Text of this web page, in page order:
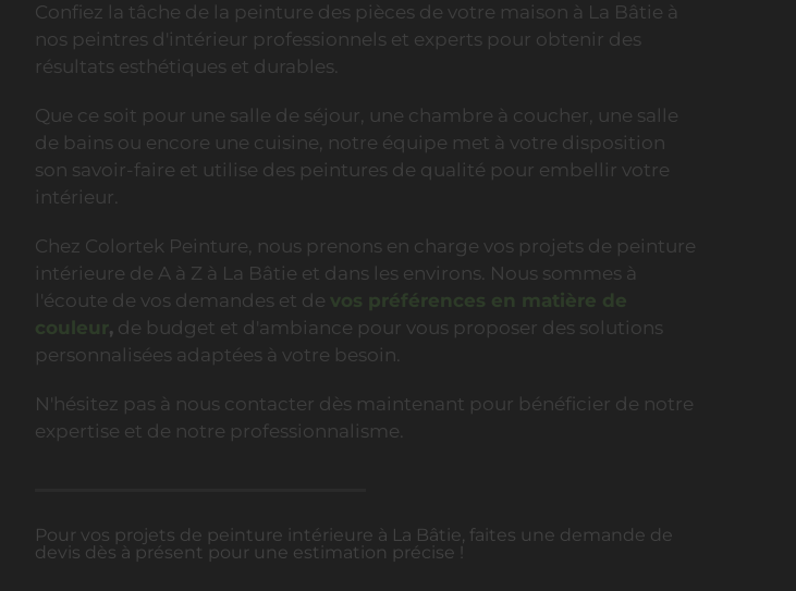
Confiez la tâche de la peinture des pièces de votre maison à La Bâtie à
nos peintres d'intérieur professionnels et experts pour obtenir des
résultats esthétiques et durables.
Que ce soit pour une salle de séjour, une chambre à coucher, une salle
de bains ou encore une cuisine, notre équipe met à votre disposition
son savoir-faire et utilise des peintures de qualité pour embellir votre
intérieur.
Chez Colortek Peinture, nous prenons en charge vos projets de peinture
intérieure de A à Z à La Bâtie et dans les environs. Nous sommes à
l'écoute de vos demandes et de vos préférences en matière de
couleur, de budget et d'ambiance pour vous proposer des solutions
personnalisées adaptées à votre besoin.
N'hésitez pas à nous contacter dès maintenant pour bénéficier de notre
expertise et de notre professionnalisme.
Pour vos projets de peinture intérieure à La Bâtie, faites une demande de
devis dès à présent pour une estimation précise !